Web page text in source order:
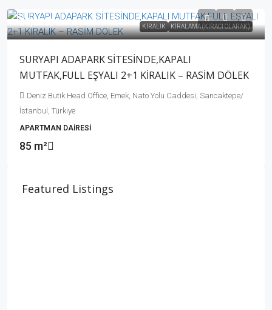
KİRALIK KIRALAMA (KIRACI OLARAK)
55,000₺
SURYAPI ADAPARK SİTESİNDE,KAPALI
MUTFAK,FULL EŞYALI 2+1 KİRALIK – RASİM DÖLEK
Deniz Butik Head Office, Emek, Nato Yolu Caddesi, Sancaktepe/
İstanbul, Türkiye
APARTMAN DAIRESI
85 m²
Featured Listings